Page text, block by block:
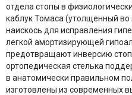
отдела стопы в
каблук Томаса (утолщенный во
наискось для исправления
легкой амортизирующей
предотвращают инверсию
ортопедическая стелька
в анатомически правильном
изготовлены из современных